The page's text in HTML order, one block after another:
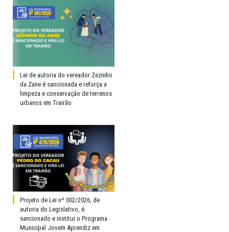
Lei de autoria do vereador Zezinho
da Zane é sancionada e reforça a
limpeza e conservação de terrenos
urbanos em Trairão
Projeto de Lei nº 002/2026, de
autoria do Legislativo, é
sancionado e institui o Programa
Municipal Jovem Aprendiz em